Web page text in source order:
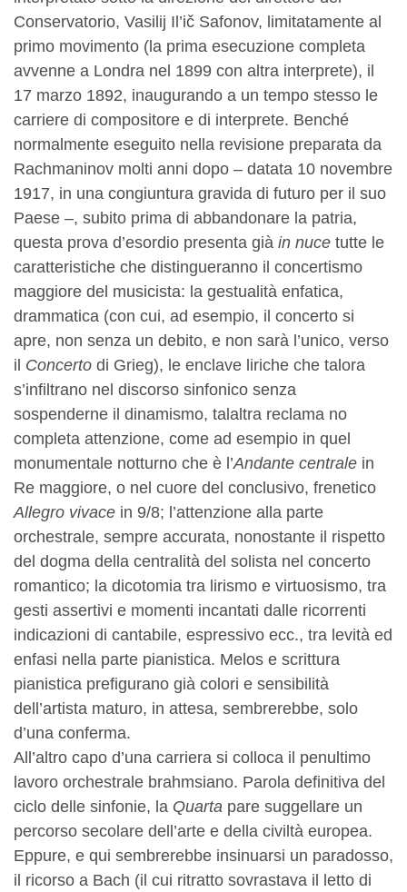
Conservatorio, Vasilij Il’ič Safonov, limitatamente al
primo movimento (la prima esecuzione completa
avvenne a Londra nel 1899 con altra interprete), il
17 marzo 1892, inaugurando a un tempo stesso le
carriere di compositore e di interprete. Benché
normalmente eseguito nella revisione preparata da
Rachmaninov molti anni dopo – datata 10 novembre
1917, in una congiuntura gravida di futuro per il suo
Paese –, subito prima di abbandonare la patria,
questa prova d’esordio presenta già in nuce tutte le
caratteristiche che distingueranno il concertismo
maggiore del musicista: la gestualità enfatica,
drammatica (con cui, ad esempio, il concerto si
apre, non senza un debito, e non sarà l’unico, verso
il Concerto di Grieg), le enclave liriche che talora
s’infiltrano nel discorso sinfonico senza
sospenderne il dinamismo, talaltra reclama no
completa attenzione, come ad esempio in quel
monumentale notturno che è l’Andante centrale in
Re maggiore, o nel cuore del conclusivo, frenetico
Allegro vivace in 9/8; l’attenzione alla parte
orchestrale, sempre accurata, nonostante il rispetto
del dogma della centralità del solista nel concerto
romantico; la dicotomia tra lirismo e virtuosismo, tra
gesti assertivi e momenti incantati dalle ricorrenti
indicazioni di cantabile, espressivo ecc., tra levità ed
enfasi nella parte pianistica. Melos e scrittura
pianistica prefigurano già colori e sensibilità
dell’artista maturo, in attesa, sembrerebbe, solo
d’una conferma.
All’altro capo d’una carriera si colloca il penultimo
lavoro orchestrale brahmsiano. Parola definitiva del
ciclo delle sinfonie, la Quarta pare suggellare un
percorso secolare dell’arte e della civiltà europea.
Eppure, e qui sembrerebbe insinuarsi un paradosso,
il ricorso a Bach (il cui ritratto sovrastava il letto di